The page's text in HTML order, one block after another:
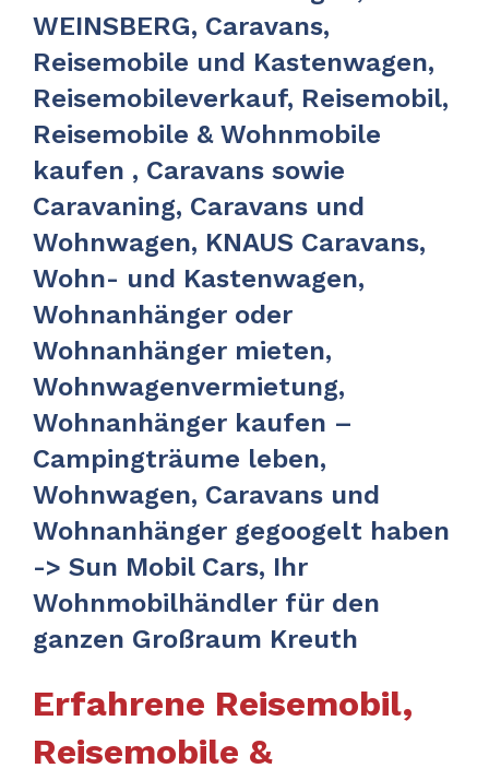
WEINSBERG, Caravans,
Reisemobile und Kastenwagen,
Reisemobileverkauf, Reisemobil,
Reisemobile & Wohnmobile
kaufen , Caravans sowie
Caravaning, Caravans und
Wohnwagen, KNAUS Caravans,
Wohn- und Kastenwagen,
Wohnanhänger oder
Wohnanhänger mieten,
Wohnwagenvermietung,
Wohnanhänger kaufen –
Campingträume leben,
Wohnwagen, Caravans und
Wohnanhänger gegoogelt haben
-> Sun Mobil Cars, Ihr
Wohnmobilhändler für den
ganzen Großraum Kreuth
Erfahrene Reisemobil,
Reisemobile &